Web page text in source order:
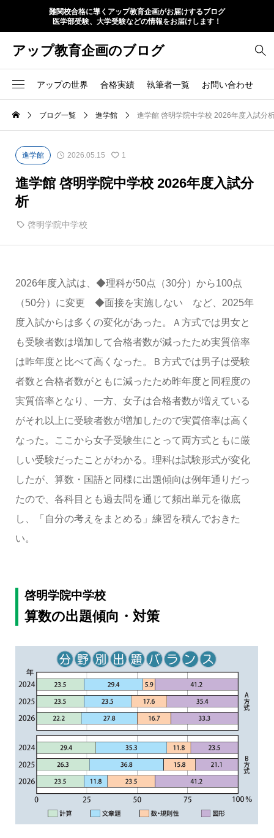
難関校合格に導くアップ教育企画がお届けするブログ
医学部受験、大学受験などの情報をお届けします！
アップ教育企画のブログ
アップの世界 合格実績 執筆者一覧 お問い合わせ
ブログ一覧 進学館 進学館 啓明学院中学校 2026年度入試分
進学館 2026.05.15 1
進学館 啓明学院中学校 2026年度入試分
析
啓明学院中学校
2026年度入試は、◆理科が50点（30分）から100点
（50分）に変更 ◆面接を実施しない など、2025年
度入試からは多くの変化があった。Ａ方式では男女と
も受験者数は増加して合格者数が減ったため実質倍率
は昨年度と比べて高くなった。Ｂ方式では男子は受験
者数と合格者数がともに減ったため昨年度と同程度の
実質倍率となり、一方、女子は合格者数が増えている
がそれ以上に受験者数が増加したので実質倍率は高く
なった。ここから女子受験生にとって両方式ともに厳
しい受験だったことがわかる。理科は試験形式が変化
したが、算数・国語と同様に出題傾向は例年通りだっ
たので、各科目とも過去問を通じて頻出単元を徹底
し、「自分の考えをまとめる」練習を積んでおきた
い。
啓明学院中学校
算数の出題傾向・対策